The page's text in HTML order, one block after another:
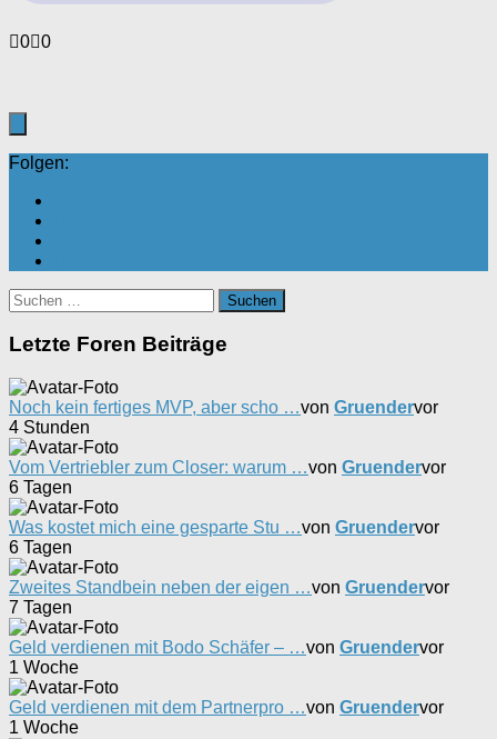
Anklicken
unten.
0 Anklicken
0
Folgen:
Suchen
nach:
Letzte Foren Beiträge
Noch kein fertiges MVP, aber scho …von Gruendervor
4 Stunden
Vom Vertriebler zum Closer: warum …von Gruendervor
6 Tagen
Was kostet mich eine gesparte Stu …von Gruendervor
6 Tagen
Zweites Standbein neben der eigen …von Gruendervor
7 Tagen
Geld verdienen mit Bodo Schäfer – …von Gruendervor
1 Woche
Geld verdienen mit dem Partnerpro …von Gruendervor
1 Woche